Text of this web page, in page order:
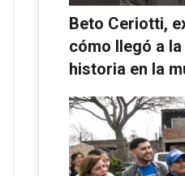
Beto Ceriotti,
cómo llegó a
historia en la